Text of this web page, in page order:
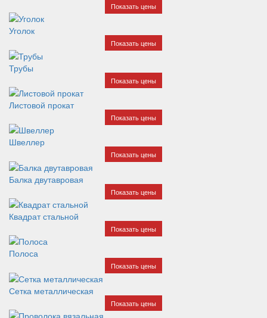
Показать цены
Уголок
Показать цены
Трубы
Показать цены
Листовой прокат
Показать цены
Швеллер
Показать цены
Балка двутавровая
Показать цены
Квадрат стальной
Показать цены
Полоса
Показать цены
Сетка металлическая
Показать цены